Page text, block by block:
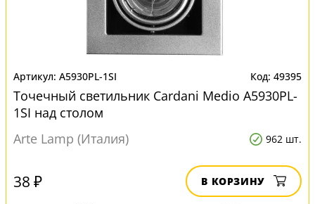
A5930PL-1SI 49395
Точечный светильник Cardani Medio A5930PL-
1SI над столом
Arte Lamp (Италия)
962 шт.
38 ₽ В КОРЗИНУ